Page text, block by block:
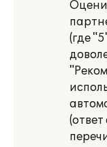
(где